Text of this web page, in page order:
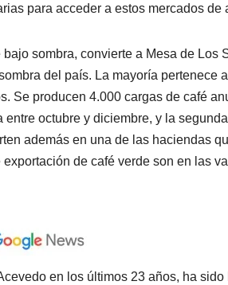
para acceder a estos mercados de
bajo sombra, convierte a Mesa de Los
del país. La mayoría pertenece
Se producen 4.000 cargas de café
entre octubre y diciembre, y la
además en una de las haciendas
de café verde son en las
en los últimos 23 años, ha